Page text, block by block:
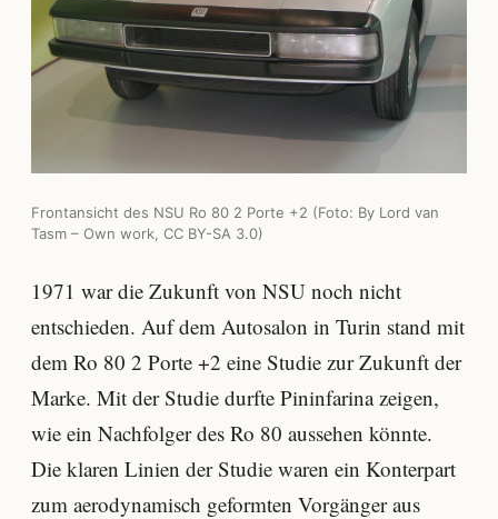
Frontansicht des NSU Ro 80 2 Porte +2 (Foto: By Lord van
Tasm – Own work, CC BY-SA 3.0)
1971 war die Zukunft von NSU noch nicht
entschieden. Auf dem Autosalon in Turin stand mit
dem Ro 80 2 Porte +2 eine Studie zur Zukunft der
Marke. Mit der Studie durfte Pininfarina zeigen,
wie ein Nachfolger des Ro 80 aussehen könnte.
Die klaren Linien der Studie waren ein Konterpart
zum aerodynamisch geformten Vorgänger aus